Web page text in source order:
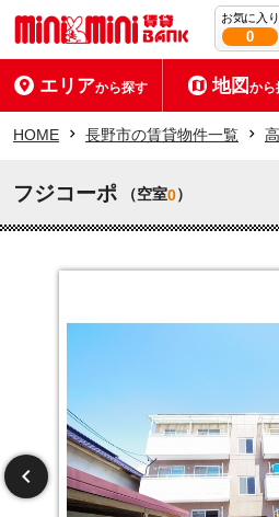
お気に入り
0
エリアから探す 地図から
HOME 長野市の賃貸物件一覧
フジコーポ （空室0）